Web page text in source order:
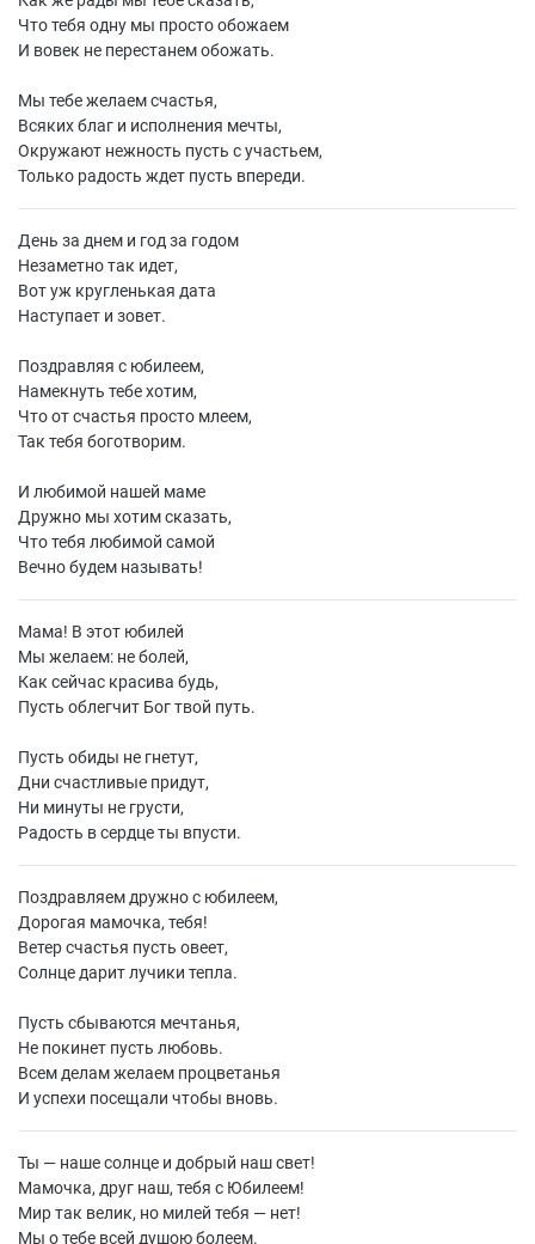
Что тебя одну мы просто обожаем
И вовек не перестанем обожать.
Мы тебе желаем счастья,
Всяких благ и исполнения мечты,
Окружают нежность пусть с участьем,
Только радость ждет пусть впереди.
День за днем и год за годом
Незаметно так идет,
Вот уж кругленькая дата
Наступает и зовет.
Поздравляя с юбилеем,
Намекнуть тебе хотим,
Что от счастья просто млеем,
Так тебя боготворим.
И любимой нашей маме
Дружно мы хотим сказать,
Что тебя любимой самой
Вечно будем называть!
Мама! В этот юбилей
Мы желаем: не болей,
Как сейчас красива будь,
Пусть облегчит Бог твой путь.
Пусть обиды не гнетут,
Дни счастливые придут,
Ни минуты не грусти,
Радость в сердце ты впусти.
Поздравляем дружно с юбилеем,
Дорогая мамочка, тебя!
Ветер счастья пусть овеет,
Солнце дарит лучики тепла.
Пусть сбываются мечтанья,
Не покинет пусть любовь.
Всем делам желаем процветанья
И успехи посещали чтобы вновь.
Ты — наше солнце и добрый наш свет!
Мамочка, друг наш, тебя с Юбилеем!
Мир так велик, но милей тебя — нет!
Мы о тебе всей душою болеем.